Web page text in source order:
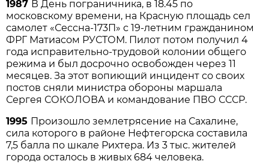
1987 В День пограничника, в 18.45 по
московскому времени, на Красную площадь сел
самолет «Сессна-173П» с 19-летним гражданином
ФРГ Матиасом РУСТОМ. Пилот потом получил 4
года исправительно-трудовой колонии общего
режима и был досрочно освобожден через 11
месяцев. За этот вопиющий инцидент со своих
постов сняли министра обороны маршала
Сергея СОКОЛОВА и командование ПВО СССР.
1995 Произошло землетрясение на Сахалине,
сила которого в районе Нефтегорска составила
7,5 балла по шкале Рихтера. Из 3 тыс. жителей
города осталось в живых 684 человека.